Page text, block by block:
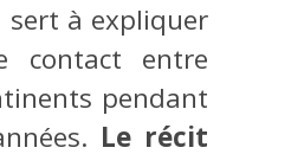
sert à expliquer
contact entre
pendant
Le récit